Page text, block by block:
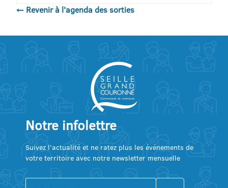
← Revenir à l'agenda des sorties
Notre infolettre
Suivez l’actualité et ne ratez plus les événements de
votre territoire avec notre newsletter mensuelle